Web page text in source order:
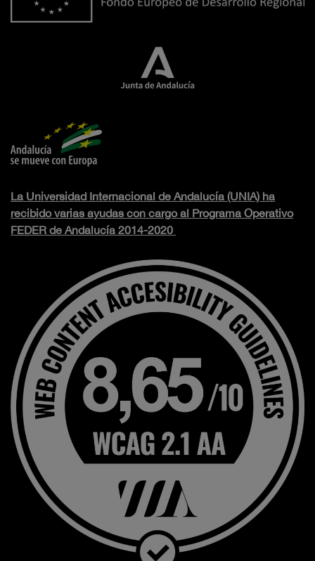
La Universidad Internacional de Andalucía (UNIA) ha
recibido varias ayudas con cargo al Programa Operativo
FEDER de Andalucía 2014-2020